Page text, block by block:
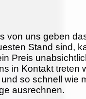
von uns geben
Stand sind,
Preis
in Kontakt treten
so schnell wie
ausrechnen.